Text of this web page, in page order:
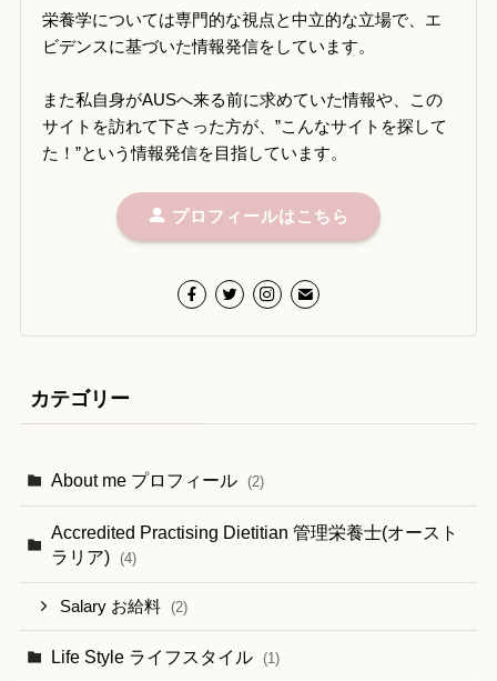
栄養学については専門的な視点と中立的な立場で、エ
ビデンスに基づいた情報発信をしています。
また私自身がAUSへ来る前に求めていた情報や、この
サイトを訪れて下さった方が、”こんなサイトを探して
た！”という情報発信を目指しています。
プロフィールはこちら
カテゴリー
About me プロフィール (2)
Accredited Practising Dietitian 管理栄養士(オースト
ラリア)
(4)
Salary お給料 (2)
Life Style ライフスタイル (1)